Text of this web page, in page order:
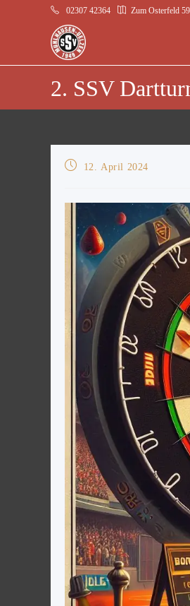
02307 42364 Zum Osterfeld
2. SSV
12. April 2024